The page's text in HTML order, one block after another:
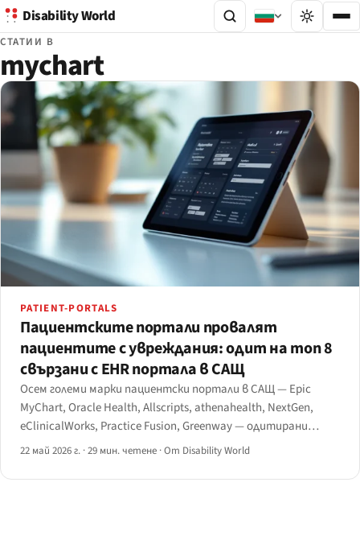
Disability World
СТАТИИ В
mychart
PATIENT-PORTALS
Пациентските портали провалят
пациентите с увреждания: одит на топ 8
свързани с EHR портала в САЩ
Осем големи марки пациентски портали в САЩ — Epic
MyChart, Oracle Health, Allscripts, athenahealth, NextGen,
eClinicalWorks, Practice Fusion, Greenway — одитирани
спрямо WCAG 2.1 AA и окончателното правило на HHS по
22 май 2026 г. ·29 мин. четене ·От Disability World